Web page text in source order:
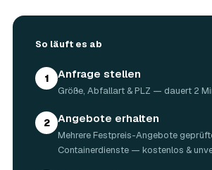
Was darf rein — und was nicht?
Grünschnitt, Holz …). Sondermüll wie
Was kostet ein Container in
Laut Marktrecherche (keine AWL-
300–1.100 € — abhängig von Abfallart,
Standzeit (Details in der Marktübersicht
verbindlichen Festpreis für Römhild
So läuft es ab
1 Anfrage stellen
Größe, Abfallart & PLZ — dauert 2
2 Angebote erhalten
Mehrere Festpreis-Angebote
Containerdienste — kostenlos &